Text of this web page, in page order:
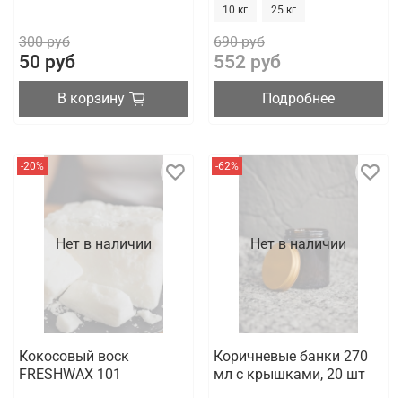
300 руб
50 руб
В корзину
10 кг 25 кг
690 руб
552 руб
Подробнее
Нет в наличии
-20%
Кокосовый воск
FRESHWAX 101
Нет в наличии
-62%
Коричневые банки 270
мл с крышками, 20 шт